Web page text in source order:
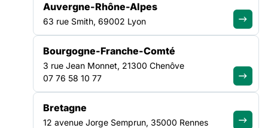
Mobilisation « Ça
ne tient plus »
Auvergne-Rhône-Alpes
63 rue Smith, 69002 Lyon
Bourgogne-Franche-Comté
3 rue Jean Monnet, 21300 Chenôve
07 76 58 10 77
Bretagne
12 avenue Jorge Semprun, 35000 Rennes